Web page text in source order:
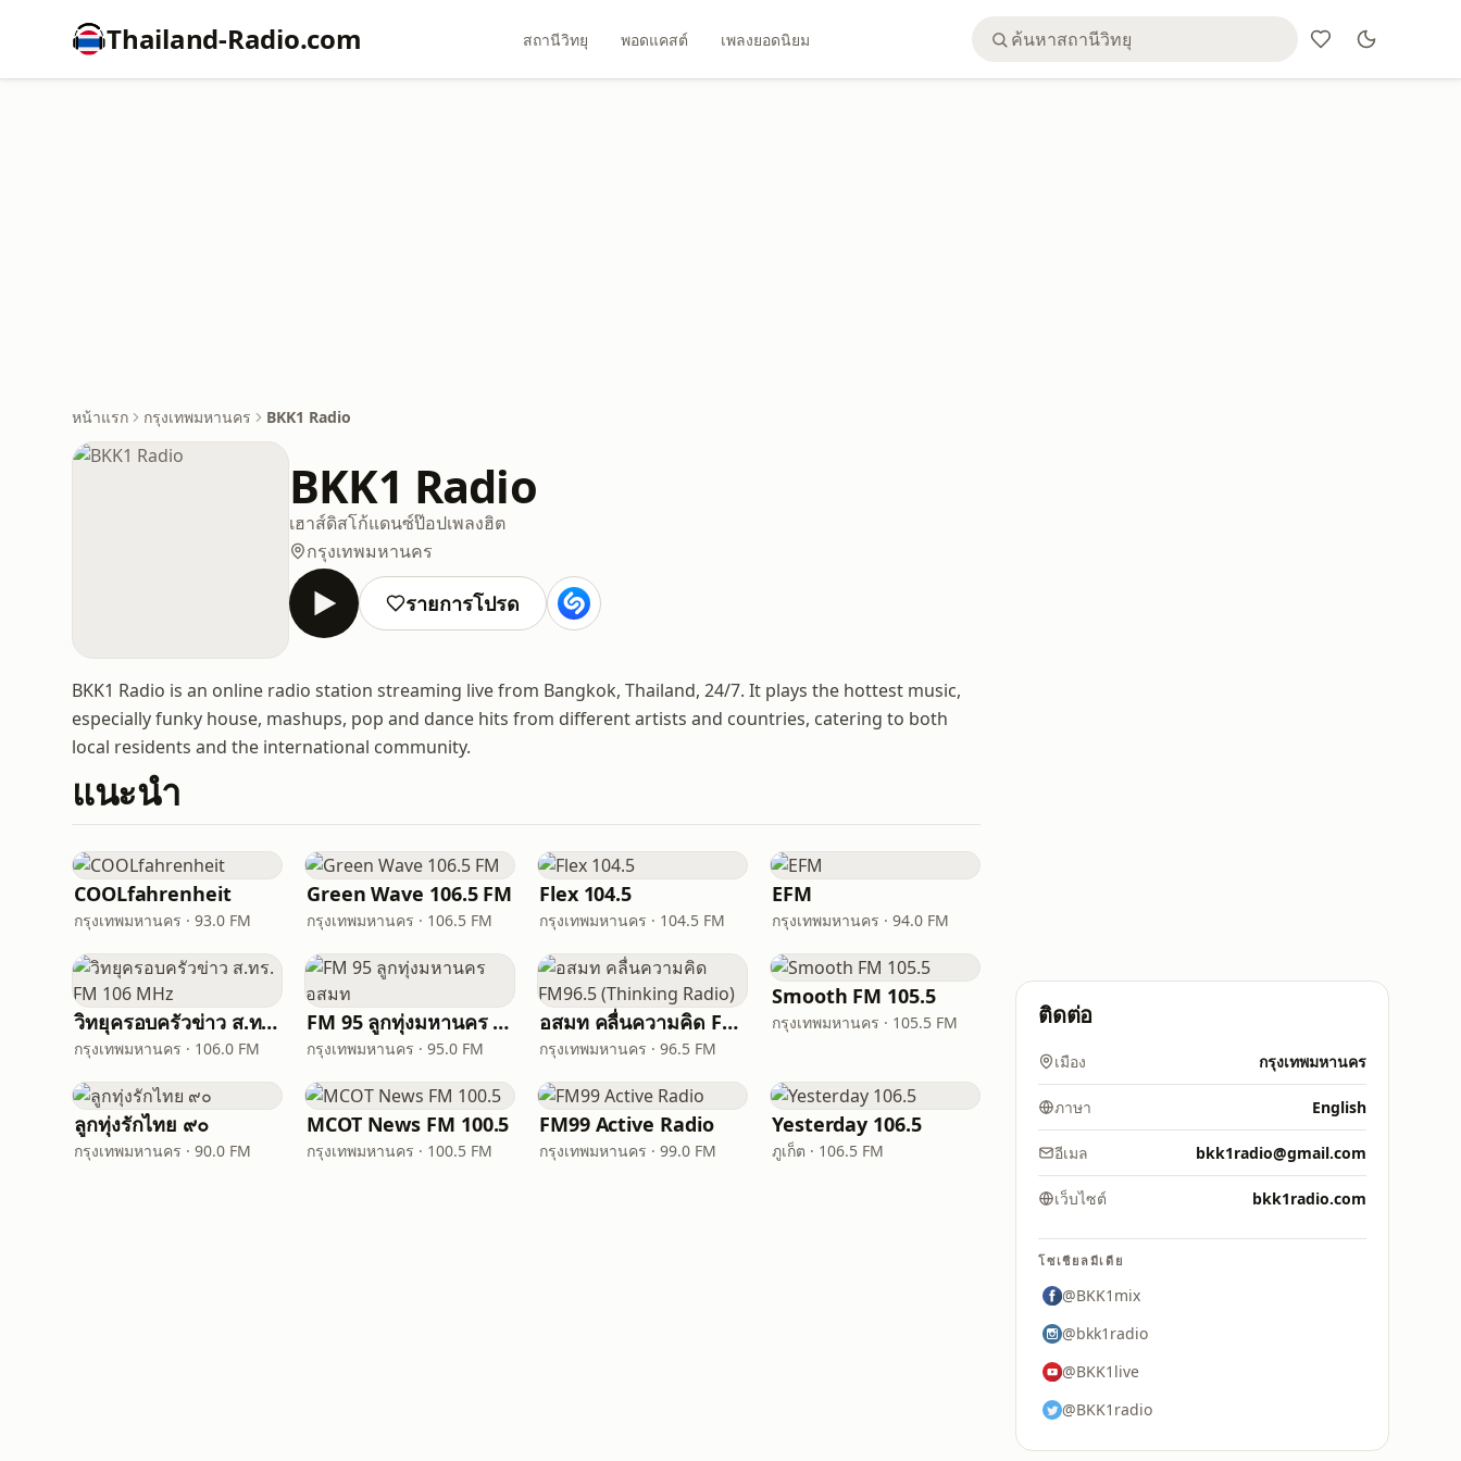
Thailand-Radio.com สถานีวิทยุ พอดแคสต์ เพลงยอดนิยม
หน้าแรก กรุงเทพมหานคร BKK1 Radio
BKK1 Radio
เฮาส์ดิสโก้แดนซ์ป๊อปเพลงฮิต
กรุงเทพมหานคร
รายการโปรด
BKK1 Radio is an online radio station streaming live from Bangkok, Thailand, 24/7. It plays the hottest music,
especially funky house, mashups, pop and dance hits from different artists and countries, catering to both
local residents and the international community.
แนะนำ
COOLfahrenheit
กรุงเทพมหานคร · 93.0 FM
Green Wave 106.5 FM
กรุงเทพมหานคร · 106.5 FM
Flex 104.5
กรุงเทพมหานคร · 104.5 FM
EFM
กรุงเทพมหานคร · 94.0 FM
วิทยุครอบครัวข่าว ส.ทร. FM 106 MHz
กรุงเทพมหานคร · 106.0 FM
FM 95 ลูกทุ่งมหานคร อสมท
กรุงเทพมหานคร · 95.0 FM
อสมท คลื่นความคิด FM96.5 (Thinking Radio)
กรุงเทพมหานคร · 96.5 FM
Smooth FM 105.5
กรุงเทพมหานคร · 105.5 FM
ลูกทุ่งรักไทย ๙๐
กรุงเทพมหานคร · 90.0 FM
MCOT News FM 100.5
กรุงเทพมหานคร · 100.5 FM
FM99 Active Radio
กรุงเทพมหานคร · 99.0 FM
Yesterday 106.5
ภูเก็ต · 106.5 FM
ติดต่อ
เมือง กรุงเทพมหานคร
ภาษา English
อีเมล bkk1radio@gmail.com
เว็บไซต์ bkk1radio.com
โซเชียลมีเดีย
@BKK1mix
@bkk1radio
@BKK1live
@BKK1radio